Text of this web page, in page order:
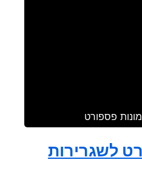
פספורט
לשגרירות